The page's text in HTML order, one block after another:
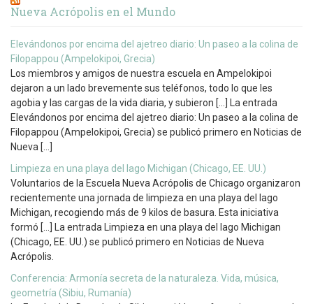
Nueva Acrópolis en el Mundo
Elevándonos por encima del ajetreo diario: Un paseo a la colina de
Filopappou (Ampelokipoi, Grecia)
Los miembros y amigos de nuestra escuela en Ampelokipoi
dejaron a un lado brevemente sus teléfonos, todo lo que les
agobia y las cargas de la vida diaria, y subieron […] La entrada
Elevándonos por encima del ajetreo diario: Un paseo a la colina de
Filopappou (Ampelokipoi, Grecia) se publicó primero en Noticias de
Nueva […]
Limpieza en una playa del lago Michigan (Chicago, EE. UU.)
Voluntarios de la Escuela Nueva Acrópolis de Chicago organizaron
recientemente una jornada de limpieza en una playa del lago
Michigan, recogiendo más de 9 kilos de basura. Esta iniciativa
formó […] La entrada Limpieza en una playa del lago Michigan
(Chicago, EE. UU.) se publicó primero en Noticias de Nueva
Acrópolis.
Conferencia: Armonía secreta de la naturaleza. Vida, música,
geometría (Sibiu, Rumanía)